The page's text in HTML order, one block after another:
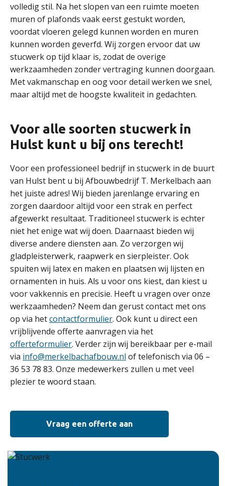
volledig stil. Na het slopen van een ruimte moeten
muren of plafonds vaak eerst gestukt worden,
voordat vloeren gelegd kunnen worden en muren
kunnen worden geverfd. Wij zorgen ervoor dat uw
stucwerk op tijd klaar is, zodat de overige
werkzaamheden zonder vertraging kunnen doorgaan.
Met vakmanschap en oog voor detail werken we snel,
maar altijd met de hoogste kwaliteit in gedachten.
Voor alle soorten stucwerk in
Hulst kunt u bij ons terecht!
Voor een professioneel bedrijf in stucwerk in de buurt
van Hulst bent u bij Afbouwbedrijf T. Merkelbach aan
het juiste adres! Wij bieden jarenlange ervaring en
zorgen daardoor altijd voor een strak en perfect
afgewerkt resultaat. Traditioneel stucwerk is echter
niet het enige wat wij doen. Daarnaast bieden wij
diverse andere diensten aan. Zo verzorgen wij
gladpleisterwerk, raapwerk en sierpleister. Ook
spuiten wij latex en maken en plaatsen wij lijsten en
ornamenten in huis. Als u voor ons kiest, dan kiest u
voor vakkennis en precisie. Heeft u vragen over onze
werkzaamheden? Neem dan gerust contact met ons
op via hetcontactformulier. Ook kunt u direct een
vrijblijvende offerte aanvragen via het
offerteformulier. Verder zijn wij bereikbaar per e-mail
via info@merkelbachafbouw.nl of telefonisch via 06 –
36 53 78 83. Onze medewerkers zullen u met veel
plezier te woord staan.
Vraag een offerte aan